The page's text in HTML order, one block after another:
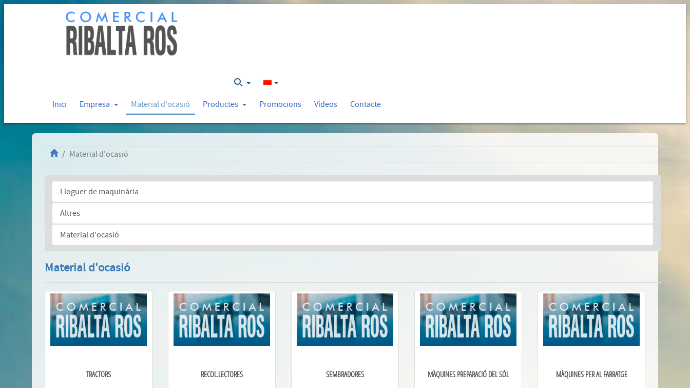
Inici Empresa Material d'ocasió Productes Promocions Vídeos Contacte
Material d'ocasió
Lloguer de maquinària
Altres
Material d'ocasió
Material d'ocasió
TRACTORS RECOL.LECTORES SEMBRADORES MÀQUINES PREPARACIÓ DEL SÓL MÀQUINES PER AL FARRATGE